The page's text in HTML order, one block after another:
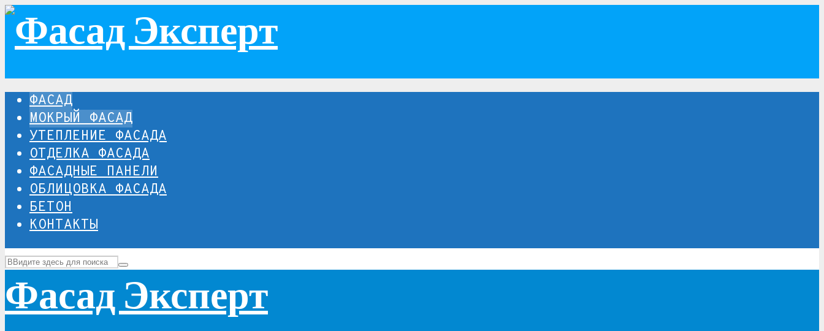
ФАСАД
МОКРЫЙ ФАСАД
УТЕПЛЕНИЕ ФАСАДА
ОТДЕЛКА ФАСАДА
ФАСАДНЫЕ ПАНЕЛИ
ОБЛИЦОВКА ФАСАДА
БЕТОН
КОНТАКТЫ
Фасад Эксперт